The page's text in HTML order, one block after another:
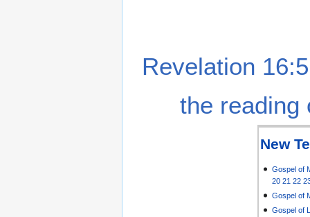
Revelation
the reading
New
Gospel of
20 21 22
Gospel of
Gospel of